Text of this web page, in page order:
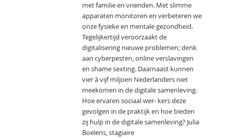
met familie en vrienden. Met slimme
apparaten monitoren en verbeteren we
onze fysieke en mentale gezondheid.
Tegelijkertijd veroorzaakt de
digitalisering nieuwe problemen; denk
aan cyberpesten, online verslavingen
en shame sexting. Daarnaast kunnen
vier à vijf miljoen Nederlanders niet
meekomen in de digitale samenleving.
Hoe ervaren sociaal wer- kers deze
gevolgen in de praktijk en hoe bieden
zij hulp in de digitale samenleving? Julia
Boelens, stagiaire